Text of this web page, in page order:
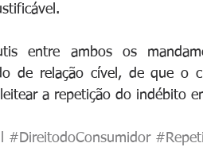
entre ambos os
de relação cível, de que o
a repetição do indébito
#DireitodoConsumidor